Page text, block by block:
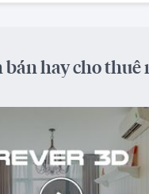
bán hay cho thuê